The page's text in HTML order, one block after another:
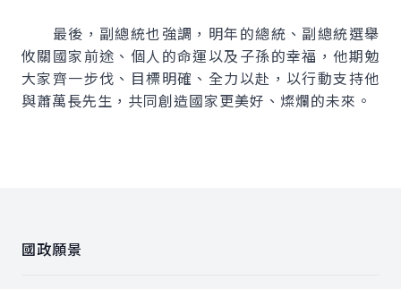
最後，副總統也強調，明年的總統、副總統選舉
攸關國家前途、個人的命運以及子孫的幸福，他期勉
大家齊一步伐、目標明確、全力以赴，以行動支持他
與蕭萬長先生，共同創造國家更美好、燦爛的未來。
國政願景